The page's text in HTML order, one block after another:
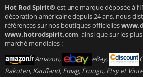
Hot Rod Spirit®est une marque déposée à
décoration américaine depuis 24 ans, nous
références sur nos boutiques officielles
www.hotrodspirit.com, ainsi que sur les
marché mondiales :
Amazon,
eBay,
Rakuten, Kaufland, Emag, Fruugo, Etsy et